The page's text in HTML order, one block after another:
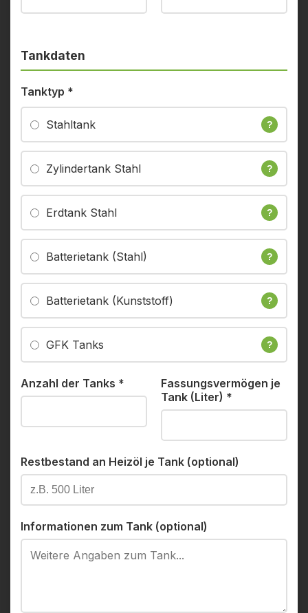
Tankdaten
Tanktyp *
Stahltank ?
Zylindertank Stahl ?
Erdtank Stahl ?
Batterietank (Stahl) ?
Batterietank (Kunststoff) ?
GFK Tanks ?
Anzahl der Tanks *
Fassungsvermögen je
Tank (Liter) *
Restbestand an Heizöl je Tank (optional)
Informationen zum Tank (optional)